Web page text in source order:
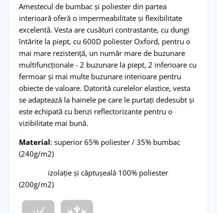
Amestecul de bumbac și poliester din partea
interioară oferă o impermeabilitate și flexibilitate
excelentă. Vesta are cusături contrastante, cu dungi
întărite la piept, cu 600D poliester Oxford, pentru o
mai mare rezistență, un număr mare de buzunare
multifuncționale - 2 buzunare la piept, 2 inferioare cu
fermoar și mai multe buzunare interioare pentru
obiecte de valoare. Datorită curelelor elastice, vesta
se adaptează la hainele pe care le purtați dedesubt și
este echipată cu benzi reflectorizante pentru o
vizibilitate mai bună.
Material: superior 65% poliester / 35% bumbac
(240g/m2)
izolație și căptușeală 100% poliester
(200g/m2)